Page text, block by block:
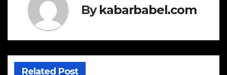
Bykabarbabel.com
Related Post